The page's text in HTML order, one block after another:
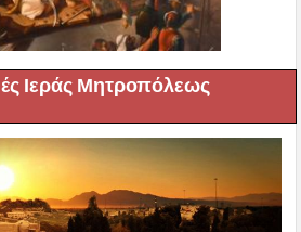
Ιεράς Μητροπόλεως